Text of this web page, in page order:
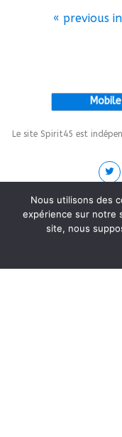
« previous
Mobile
Le site Spirit45 est
This site is
Nous utilisons des
expérience sur notre
site, nous